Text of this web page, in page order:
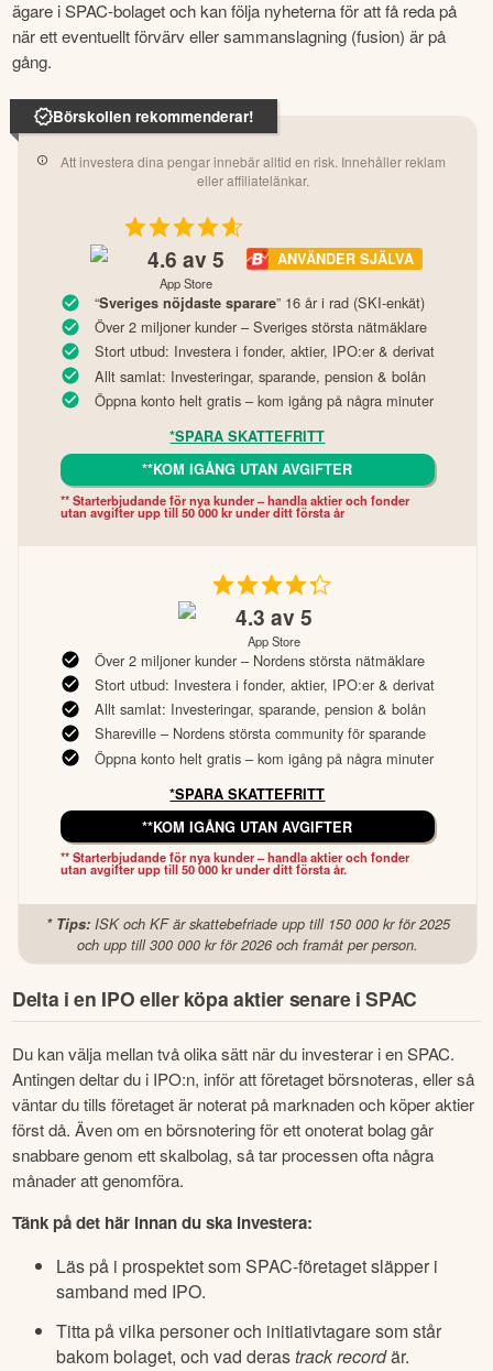
ägare i SPAC-bolaget och kan följa nyheterna för att få reda på
när ett eventuellt förvärv eller sammanslagning (fusion) är på
gång.
Börskollen rekommenderar!
Att investera dina pengar innebär alltid en risk. Innehåller reklam
eller affiliatelänkar.
4.6 av 5
App Store
ANVÄNDER SJÄLVA
“Sveriges nöjdaste sparare” 16 år i rad (SKI-enkät)
Över 2 miljoner kunder – Sveriges största nätmäklare
Stort utbud: Investera i fonder, aktier, IPO:er & derivat
Allt samlat: Investeringar, sparande, pension & bolån
Öppna konto helt gratis – kom igång på några minuter
*SPARA SKATTEFRITT
**KOM IGÅNG UTAN AVGIFTER
** Starterbjudande för nya kunder – handla aktier och fonder
utan avgifter upp till 50 000 kr under ditt första år
4.3 av 5
App Store
Över 2 miljoner kunder – Nordens största nätmäklare
Stort utbud: Investera i fonder, aktier, IPO:er & derivat
Allt samlat: Investeringar, sparande, pension & bolån
Shareville – Nordens största community för sparande
Öppna konto helt gratis – kom igång på några minuter
*SPARA SKATTEFRITT
**KOM IGÅNG UTAN AVGIFTER
** Starterbjudande för nya kunder – handla aktier och fonder
utan avgifter upp till 50 000 kr under ditt första år.
* Tips:ISK och KF är skattebefriade upp till 150 000 kr för 2025
och upp till 300 000 kr för 2026 och framåt per person.
Delta i en IPO eller köpa aktier senare i SPAC
Du kan välja mellan två olika sätt när du investerar i en SPAC.
Antingen deltar du i IPO:n, inför att företaget börsnoteras, eller så
väntar du tills företaget är noterat på marknaden och köper aktier
först då. Även om en börsnotering för ett onoterat bolag går
snabbare genom ett skalbolag, så tar processen ofta några
månader att genomföra.
Tänk på det här innan du ska investera:
Läs på i prospektet som SPAC-företaget släpper i
samband med IPO.
Titta på vilka personer och initiativtagare som står
bakom bolaget, och vad derastrack recordär.